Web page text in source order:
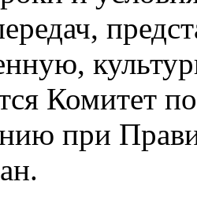
Комитет
при